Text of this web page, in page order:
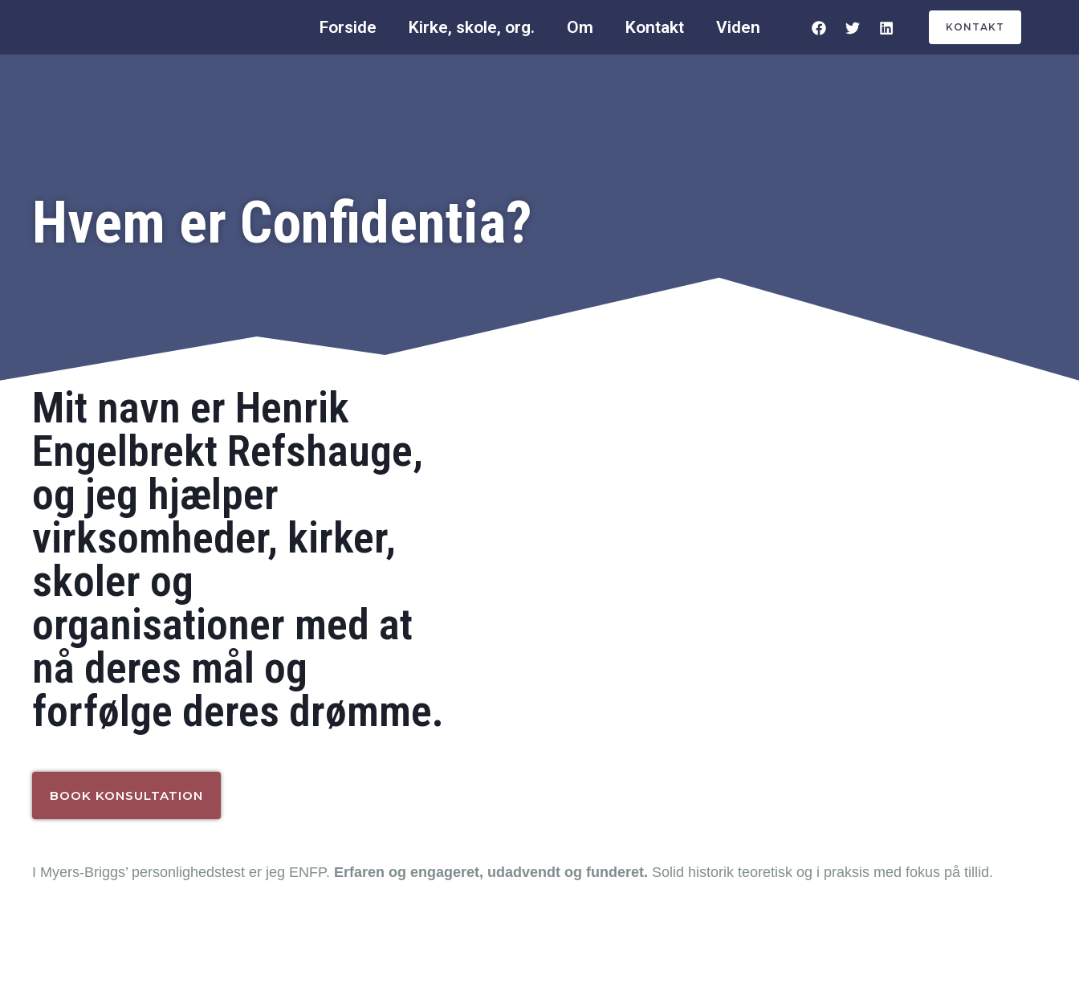
indholdet
Forside Kirke, skole, org. Om Kontakt Viden KONTAKT
Hvem er Confidentia?
Mit navn er Henrik
Engelbrekt Refshauge,
og jeg hjælper
virksomheder, kirker,
skoler og
organisationer med at
nå deres mål og
forfølge deres drømme.
BOOK KONSULTATION
I Myers-Briggs’ personlighedstest er jeg ENFP. Erfaren og engageret, udadvendt og funderet. Solid historik teoretisk og i praksis med fokus på tillid.